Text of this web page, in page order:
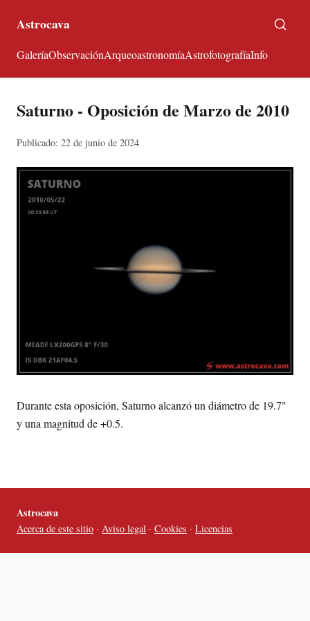
Astrocava
GaleríaObservaciónArqueoastronomíaAstrofotografíaInfo
Saturno - Oposición de Marzo de 2010
Publicado: 22 de junio de 2024
Durante esta oposición, Saturno alcanzó un diámetro de 19.7"
y una magnitud de +0.5.
Astrocava
Acerca de este sitio · Aviso legal · Cookies · Licencias